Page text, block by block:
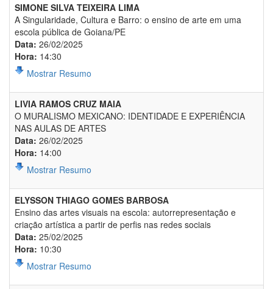
SIMONE SILVA TEIXEIRA LIMA
A Singularidade, Cultura e Barro: o ensino de arte em uma
escola pública de Goiana/PE
Data: 26/02/2025
Hora: 14:30
Mostrar Resumo
LIVIA RAMOS CRUZ MAIA
O MURALISMO MEXICANO: IDENTIDADE E EXPERIÊNCIA
NAS AULAS DE ARTES
Data: 26/02/2025
Hora: 14:00
Mostrar Resumo
ELYSSON THIAGO GOMES BARBOSA
Ensino das artes visuais na escola: autorrepresentação e
criação artística a partir de perfis nas redes sociais
Data: 25/02/2025
Hora: 10:30
Mostrar Resumo